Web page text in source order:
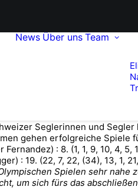
News Über uns Team
Seglerinnen und
gehen erfolgreiche Spiele
: 8. (1, 1, 9, 10, 4,
: 19. (22, 7, 22, (34), 13, 1,
Spielen sehr
um sich fürs das